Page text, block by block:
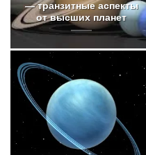
— транзитные аспекты
от высших планет